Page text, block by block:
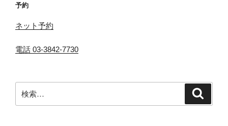
予約
ネット予約
電話 03-3842-7730
索: